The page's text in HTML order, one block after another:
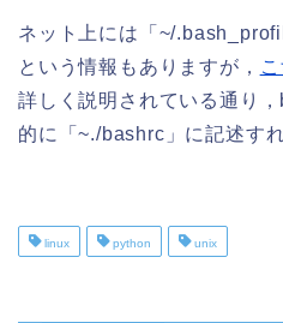
ネット上には「~/
という情報もありますが，
詳しく説明されている通り
的に「~./bashrc」に記述す
linux python unix